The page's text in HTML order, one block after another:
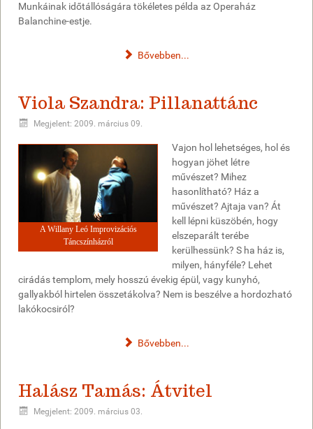
Munkáinak időtállóságára tökéletes példa az Operaház
Balanchine-estje.
Bővebben...
Viola Szandra: Pillanattánc
Megjelent: 2009. március 09.
A Willany Leó Improvizációs
Táncszínházról
Vajon hol lehetséges, hol és
hogyan jöhet létre
művészet? Mihez
hasonlítható? Ház a
művészet? Ajtaja van? Át
kell lépni küszöbén, hogy
elszeparált terébe
kerülhessünk? S ha ház is,
milyen, hányféle? Lehet
cirádás templom, mely hosszú évekig épül, vagy kunyhó,
gallyakból hirtelen összetákolva? Nem is beszélve a hordozható
lakókocsiról?
Bővebben...
Halász Tamás: Átvitel
Megjelent: 2009. március 03.